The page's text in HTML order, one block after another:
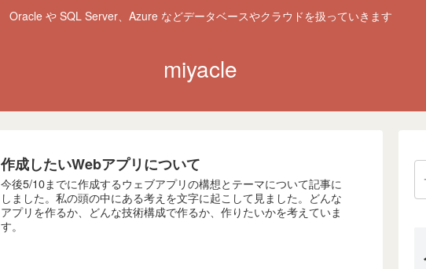
Oracle や SQL Server、Azure などデータベースやクラウドを扱っていきます
miyacle
作成したいWebアプリについて
今後5/10までに作成するウェブアプリの構想とテーマについて記事に
しました。私の頭の中にある考えを文字に起こして見ました。どんな
アプリを作るか、どんな技術構成で作るか、作りたいかを考えていま
す。